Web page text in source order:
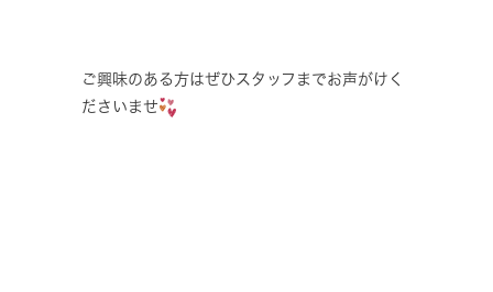
ご興味のある方はぜひスタッフまでお声がけく
ださいませ